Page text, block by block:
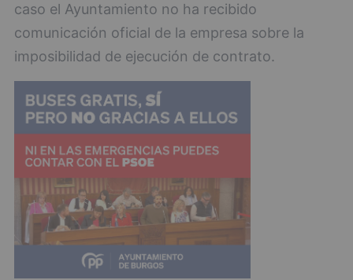
caso el Ayuntamiento no ha recibido
comunicación oficial de la empresa sobre la
imposibilidad de ejecución de contrato.